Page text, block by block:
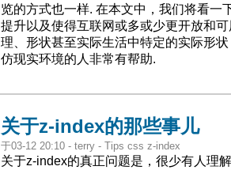
览的方式也一样. 在本文中，我们将看一
提升以及使得互联网或多或少更开放和
理、形状甚至实际生活中特定的实际形
仿现实环境的人非常有帮助.
关于z-index的那些事儿
于03-12 20:10 - terry - Tips css z-index
关于z-index的真正问题是，很少有人理